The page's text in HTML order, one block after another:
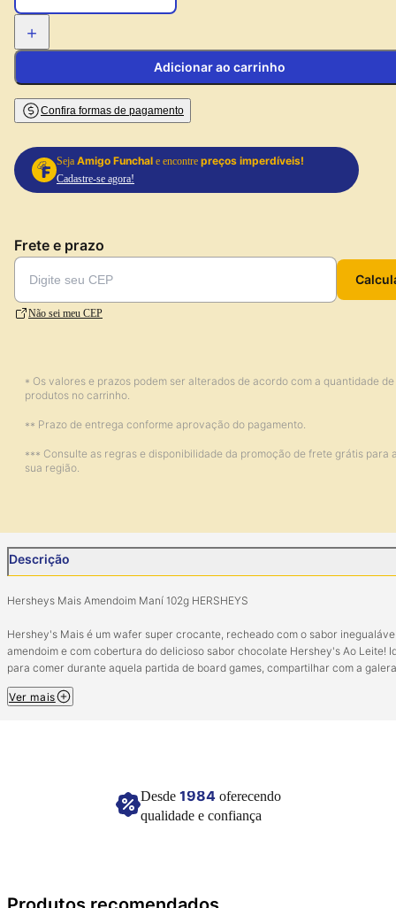
+
Adicionar ao carrinho
Confira formas de pagamento
Seja Amigo Funchal e encontre preços imperdíveis!
Cadastre-se agora!
Frete e prazo
Não sei meu CEP
* Os valores e prazos podem ser alterados de acordo com a quantidade de
produtos no carrinho.
** Prazo de entrega conforme aprovação do pagamento.
*** Consulte as regras e disponibilidade da promoção de frete grátis para
sua região.
Descrição
Hersheys Mais Amendoim Maní 102g HERSHEYS
Hershey's Mais é um wafer super crocante, recheado com o sabor
amendoim e com cobertura do delicioso sabor chocolate Hershey's Ao Leite!
para comer durante aquela partida de board games, compartilhar com a
assistindo um filme. É difícil abrir e comer um só!
ALÉRGICOS: CONTÉM AMENDOIM, DERIVADOS DE TRIGO E SOJA, LEITE E
DERIVADOS. PODE CONTER CENTEIO, CEVADA, AVEIA, OVOS, AMÊNDOA,
Imagem meramente ilustrativa.
Ver mais
Desde 1984oferecendo
qualidade e confiança